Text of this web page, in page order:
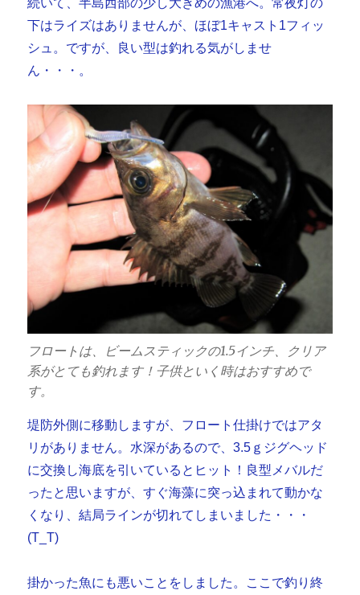
続いて、半島西部の少し大きめの漁港へ。常夜灯の
下はライズはありませんが、ほぼ1キャスト1フィッ
シュ。ですが、良い型は釣れる気がしませ
ん・・・。
フロートは、ビームスティックの1.5インチ、クリア
系がとても釣れます！子供といく時はおすすめで
す。
堤防外側に移動しますが、フロート仕掛けではアタ
リがありません。水深があるので、3.5ｇジグヘッド
に交換し海底を引いているとヒット！良型メバルだ
ったと思いますが、すぐ海藻に突っ込まれて動かな
くなり、結局ラインが切れてしまいました・・・
(T_T)
掛かった魚にも悪いことをしました。ここで釣り終